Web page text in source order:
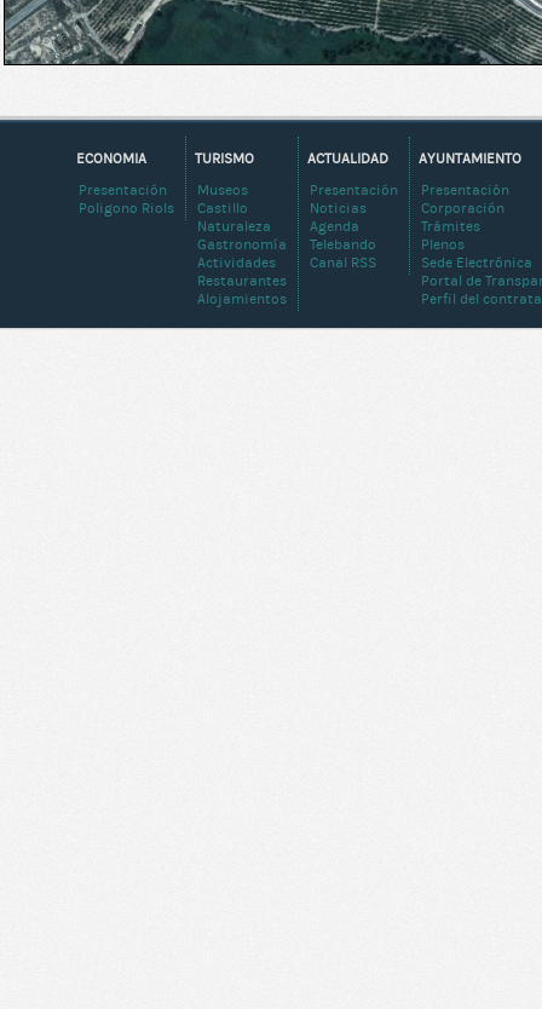
AYUNTAMIENTO
Presentación
Corporación
Trámites
Plenos
Sede Electrónica
Portal de
Perfil del
ACTUALIDAD
Presentación
Noticias
Agenda
Telebando
Canal RSS
TURISMO
Museos
Castillo
Naturaleza
Gastronomía
Actividades
Restaurantes
Alojamientos
ECONOMIA
Presentación
Poligono Riols